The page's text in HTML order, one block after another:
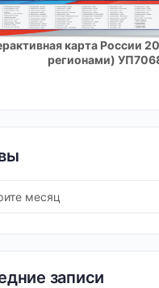
карта России
регионами)
записи